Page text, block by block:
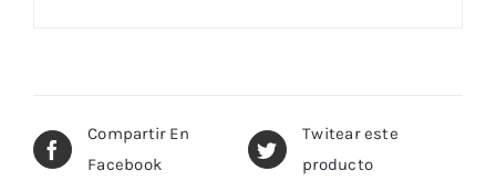
Compartir En
Facebook
Twitear este
producto